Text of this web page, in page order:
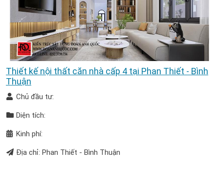
Thiết kế nội thất căn nhà cấp 4 tại Phan Thiết - Bình
Thuận
Chủ đầu tư:
Diện tích:
Kinh phí:
Địa chỉ: Phan Thiết - Bình Thuận